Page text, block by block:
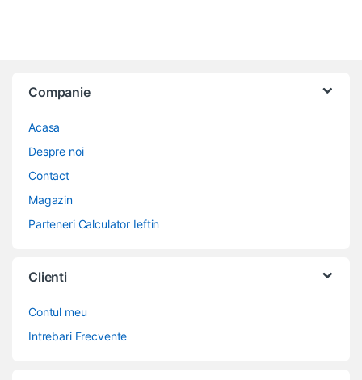
Companie
Acasa
Despre noi
Contact
Magazin
Parteneri Calculator Ieftin
Clienti
Contul meu
Intrebari Frecvente